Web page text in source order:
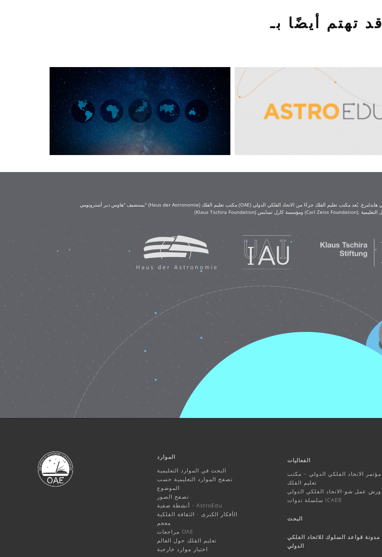
قد تهتم أيضًا بـ
يستضيف "هاوس دير أسترونومي" (Haus der Astronomie) مكتب تعليم الفلك (OAE) في حرم معهد ماكس بلانك لعلم الفلك في هايدلبرغ. يُعد مكتب تعليم الفلك جزءًا من الاتحاد الفلكي الدولي (IAU)، ويحظى بتمويل كبير من مؤسسة كلاوس تشيرا
الموارد
البحث في الموارد التعليمية
تصفح الموارد التعليمية حسب
الموضوع
تصفح الصور
أنشطة صفية - AstroEdu
الأفكار الكبرى - الثقافة الفلكية
معجم
مراجعات OAE
تعليم الفلك حول العالم
اختيار موارد خارجية
الفعاليات
مؤتمر الاتحاد الفلكي الدولي – مكتب
تعليم الفلك
ورش عمل شو-الاتحاد الفلكي الدولي
سلسلة ندوات ICAER
البحث
مدونة قواعد السلوك للاتحاد الفلكي
الدولي